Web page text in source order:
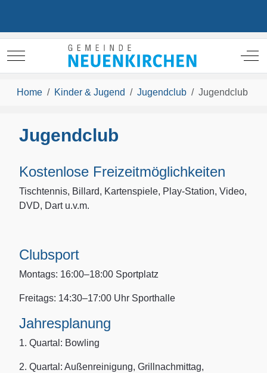
Mobile Menu Toggle Off-
Home Kinder & Jugend Jugendclub Jugendclub
Jugendclub
Kostenlose Freizeitmöglichkeiten
Tischtennis, Billard, Kartenspiele, Play-Station, Video,
DVD, Dart u.v.m.
Clubsport
Montags: 16:00–18:00 Sportplatz
Freitags: 14:30–17:00 Uhr Sporthalle
Jahresplanung
1. Quartal: Bowling
2. Quartal: Außenreinigung, Grillnachmittag,